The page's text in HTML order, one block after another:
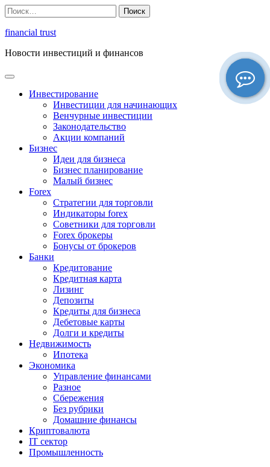
Перейти
к
содержимому
Найти:
financial trust
Новости инвестиций и финансов
Инвестирование
Инвестиции для начинающих
Венчурные инвестиции
Законодательство
Акции компаний
Бизнес
Идеи для бизнеса
Бизнес планирование
Малый бизнес
Forex
Стратегии для торговли
Индикаторы forex
Советники для торговли
Forex брокеры
Бонусы от брокеров
Банки
Кредитование
Кредитная карта
Лизинг
Депозиты
Кредиты для бизнеса
Дебетовые карты
Долги и кредиты
Недвижимость
Ипотека
Экономика
Управление финансами
Разное
Сбережения
Без рубрики
Домашние финансы
Криптовалюта
IT сектор
Промышленность